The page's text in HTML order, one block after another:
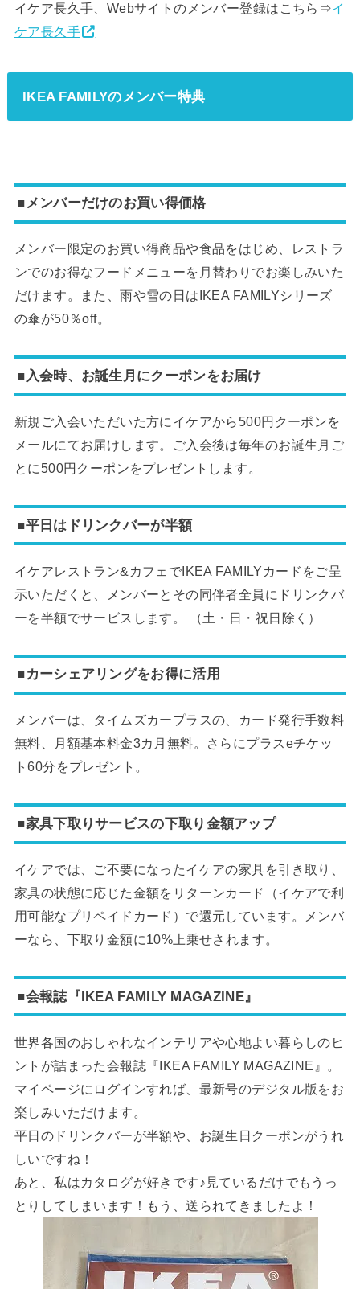
イケア長久手、Webサイトのメンバー登録はこちら⇒イ
ケア長久手
IKEA FAMILYのメンバー特典
■メンバーだけのお買い得価格
メンバー限定のお買い得商品や食品をはじめ、レストラ
ンでのお得なフードメニューを月替わりでお楽しみいた
だけます。また、雨や雪の日はIKEA FAMILYシリーズ
の傘が50％off。
■入会時、お誕生月にクーポンをお届け
新規ご入会いただいた方にイケアから500円クーポンを
メールにてお届けします。ご入会後は毎年のお誕生月ご
とに500円クーポンをプレゼントします。
■平日はドリンクバーが半額
イケアレストラン&カフェでIKEA FAMILYカードをご呈
示いただくと、メンバーとその同伴者全員にドリンクバ
ーを半額でサービスします。 （土・日・祝日除く）
■カーシェアリングをお得に活用
メンバーは、タイムズカープラスの、カード発行手数料
無料、月額基本料金3カ月無料。さらにプラスeチケッ
ト60分をプレゼント。
■家具下取りサービスの下取り金額アップ
イケアでは、ご不要になったイケアの家具を引き取り、
家具の状態に応じた金額をリターンカード（イケアで利
用可能なプリペイドカード）で還元しています。メンバ
ーなら、下取り金額に10%上乗せされます。
■会報誌『IKEA FAMILY MAGAZINE』
世界各国のおしゃれなインテリアや心地よい暮らしのヒ
ントが詰まった会報誌『IKEA FAMILY MAGAZINE』。
マイページにログインすれば、最新号のデジタル版をお
楽しみいただけます。
平日のドリンクバーが半額や、お誕生日クーポンがうれ
しいですね！
あと、私はカタログが好きです♪見ているだけでもうっ
とりしてしまいます！もう、送られてきましたよ！